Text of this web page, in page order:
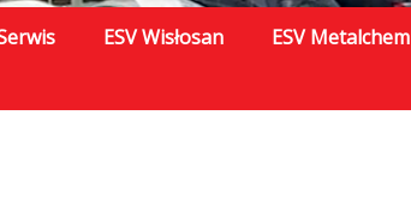
ESV Wisłosan ESV Metalchem